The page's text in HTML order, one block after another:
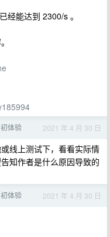
经能达到 2300/s 。
体验 2021 年 4 月 30 日
线上测试下，看看实际情
知作者是什么原因导致的
体验 2021 年 4 月 30 日